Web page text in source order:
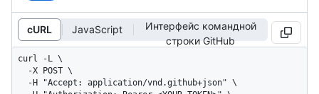
cURL JavaScript
Интерфейс командной
строки GitHub
curl -L \